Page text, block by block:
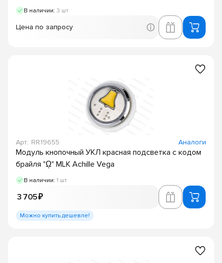
В наличии: 3 шт
Цена по запросу
Арт.: RR19655 Аналоги
Модуль кнопочный УКЛ красная подсветка с кодом
брайля "ῼ" MLK Achille Vega
В наличии: 1 шт
3 705 ₽
Можно купить дешевле!